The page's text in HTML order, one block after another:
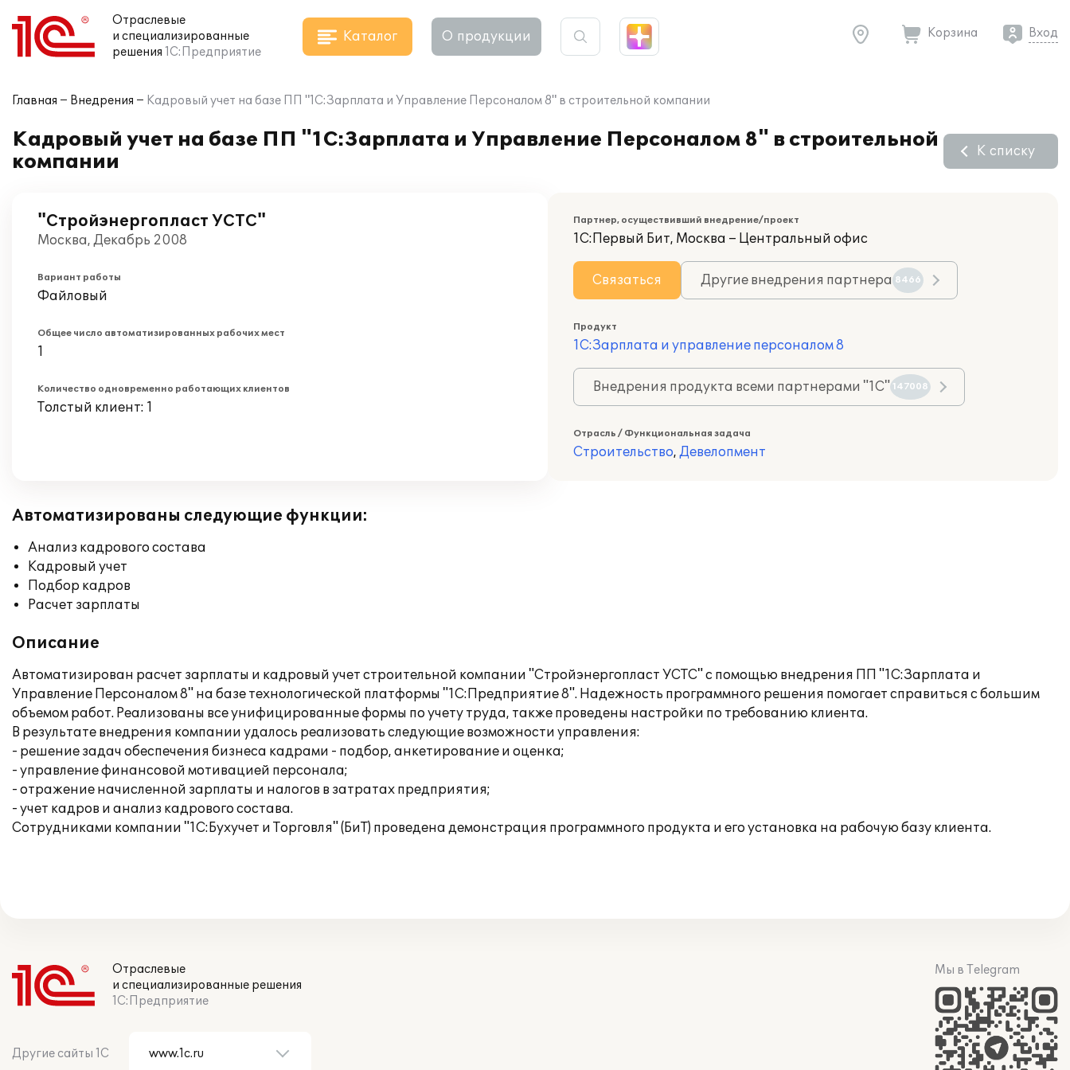
Отраслевые
и специализированные
решения 1С:Предприятие
Каталог О продукции Корзина Вход
Главная Внедрения Кадровый учет на базе ПП "1С:Зарплата и Управление Персоналом 8" в строительной компании
Кадровый учет на базе ПП "1С:Зарплата и Управление Персоналом 8" в строительной
компании
К списку
"Стройэнергопласт УСТС"
Москва, Декабрь 2008
Вариант работы
Файловый
Общее число автоматизированных рабочих мест
1
Количество одновременно работающих клиентов
Толстый клиент: 1
Партнер, осуществивший внедрение/проект
1С:Первый Бит, Москва – Центральный офис
Связаться Другие внедрения партнера 8466
Продукт
1С:Зарплата и управление персоналом 8
Внедрения продукта всеми партнерами "1С" 147008
Отрасль / Функциональная задача
Строительство, Девелопмент
Автоматизированы следующие функции:
Анализ кадрового состава
Кадровый учет
Подбор кадров
Расчет зарплаты
Описание
Автоматизирован расчет зарплаты и кадровый учет строительной компании "Стройэнергопласт УСТС" с помощью внедрения ПП "1С:Зарплата и
Управление Персоналом 8" на базе технологической платформы "1С:Предприятие 8". Надежность программного решения помогает справиться с большим
объемом работ. Реализованы все унифицированные формы по учету труда, также проведены настройки по требованию клиента.
В результате внедрения компании удалось реализовать следующие возможности управления:
- решение задач обеспечения бизнеса кадрами - подбор, анкетирование и оценка;
- управление финансовой мотивацией персонала;
- отражение начисленной зарплаты и налогов в затратах предприятия;
- учет кадров и анализ кадрового состава.
Сотрудниками компании "1С:Бухучет и Торговля" (БиТ) проведена демонстрация программного продукта и его установка на рабочую базу клиента.
Отраслевые
и специализированные решения
1С:Предприятие
Другие сайты 1С
Мы в Telegram